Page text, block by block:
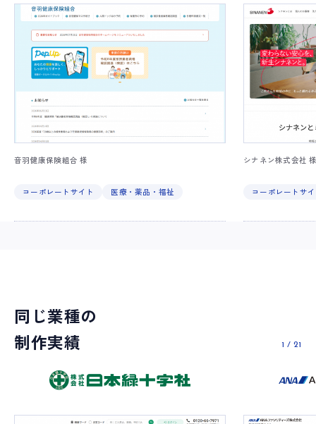
音羽健康保険組合 様
コーポレートサイト 医療・薬品・福祉
シナネン株式会社
コーポレートサ
同じ業種の
制作実績
1 / 21